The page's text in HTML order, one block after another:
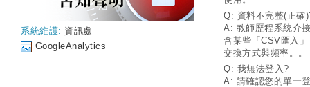
系統維護: 資訊處
GoogleAnalytics
Q: 資料不完整(正確
A: 教師歷程系統介
含某些「CSV匯入
交換方式與頻率。。
Q: 我無法登入?
A: 請確認您的單一